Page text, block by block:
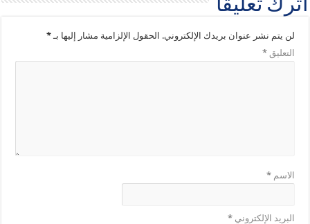
اترك تعليقاً
لن يتم نشر عنوان بريدك الإلكتروني. الحقول الإلزامية مشار إليها بـ*
التعليق*
الاسم*
البريد الإلكتروني*